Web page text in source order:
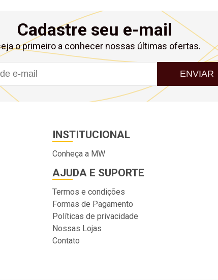
Cadastre seu e-mail
o primeiro a conhecer nossas últimas ofertas.
ENVIAR
INSTITUCIONAL
Conheça a MW
AJUDA E SUPORTE
Termos e condições
Formas de Pagamento
Políticas de privacidade
Nossas Lojas
Contato